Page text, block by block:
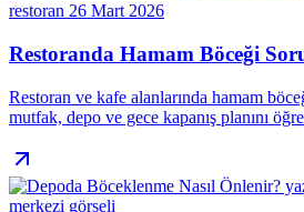
restoran 26 Mart 2026
Restoranda Hamam Böceği
Restoran ve kafe alanlarında hamam
mutfak, depo ve gece kapanış planını